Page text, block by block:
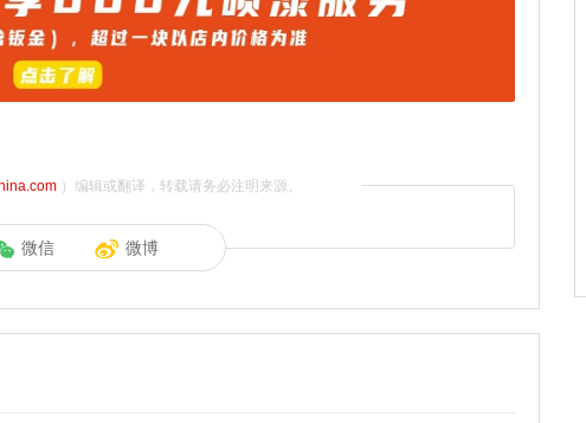
）编辑或翻译，转载请务必注明来源。
微信 微博